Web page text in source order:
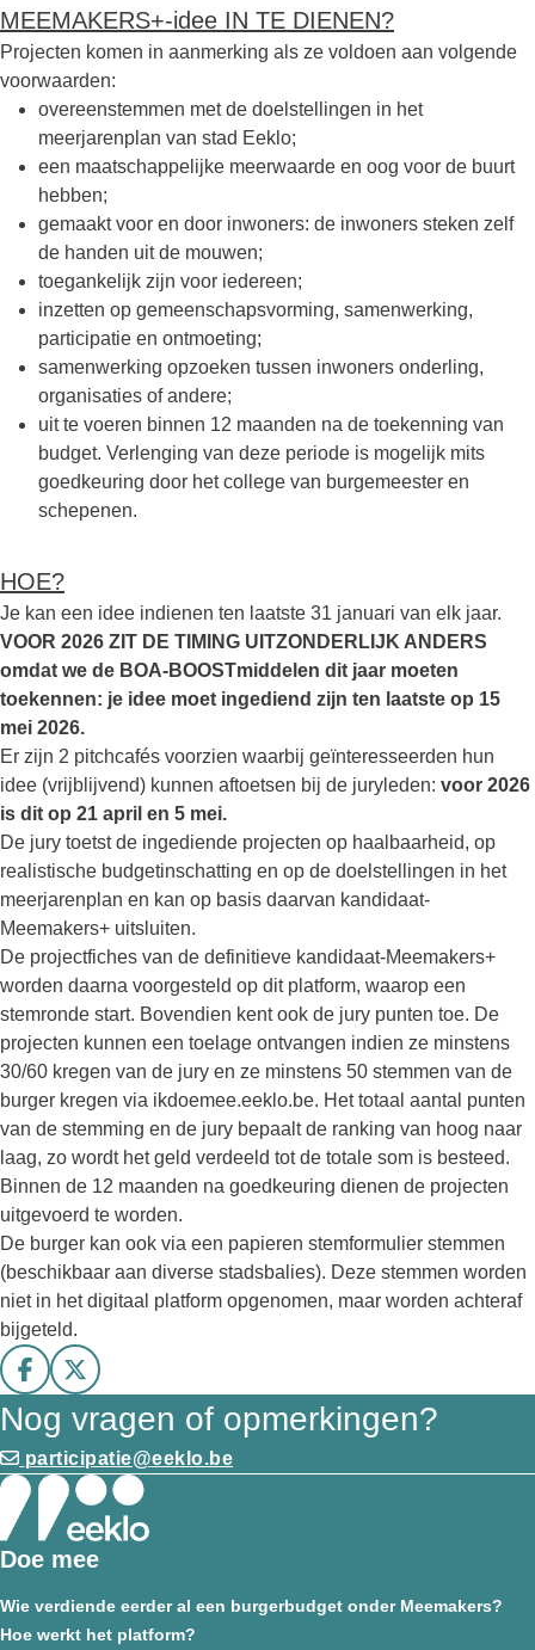
MEEMAKERS+-idee IN TE DIENEN?
Projecten komen in aanmerking als ze voldoen aan volgende
voorwaarden:
overeenstemmen met de doelstellingen in het
meerjarenplan van stad Eeklo;
een maatschappelijke meerwaarde en oog voor de buurt
hebben;
gemaakt voor en door inwoners: de inwoners steken zelf
de handen uit de mouwen;
toegankelijk zijn voor iedereen;
inzetten op gemeenschapsvorming, samenwerking,
participatie en ontmoeting;
samenwerking opzoeken tussen inwoners onderling,
organisaties of andere;
uit te voeren binnen 12 maanden na de toekenning van
budget. Verlenging van deze periode is mogelijk mits
goedkeuring door het college van burgemeester en
schepenen.
HOE?
Je kan een idee indienen ten laatste 31 januari van elk jaar.
VOOR 2026 ZIT DE TIMING UITZONDERLIJK ANDERS
omdat we de BOA-BOOSTmiddelen dit jaar moeten
toekennen: je idee moet ingediend zijn ten laatste op 15
mei 2026.
Er zijn 2 pitchcafés voorzien waarbij geïnteresseerden hun
idee (vrijblijvend) kunnen aftoetsen bij de juryleden: voor 2026
is dit op 21 april en 5 mei.
De jury toetst de ingediende projecten op haalbaarheid, op
realistische budgetinschatting en op de doelstellingen in het
meerjarenplan en kan op basis daarvan kandidaat-
Meemakers+ uitsluiten.
De projectfiches van de definitieve kandidaat-Meemakers+
worden daarna voorgesteld op dit platform, waarop een
stemronde start. Bovendien kent ook de jury punten toe. De
projecten kunnen een toelage ontvangen indien ze minstens
30/60 kregen van de jury en ze minstens 50 stemmen van de
burger kregen via ikdoemee.eeklo.be. Het totaal aantal punten
van de stemming en de jury bepaalt de ranking van hoog naar
laag, zo wordt het geld verdeeld tot de totale som is besteed.
Binnen de 12 maanden na goedkeuring dienen de projecten
uitgevoerd te worden.
De burger kan ook via een papieren stemformulier stemmen
(beschikbaar aan diverse stadsbalies). Deze stemmen worden
niet in het digitaal platform opgenomen, maar worden achteraf
bijgeteld.
Deel op facebook
Deel op X
Nog vragen of opmerkingen?
participatie@eeklo.be
Doe mee
Wie verdiende eerder al een burgerbudget onder Meemakers?
Hoe werkt het platform?